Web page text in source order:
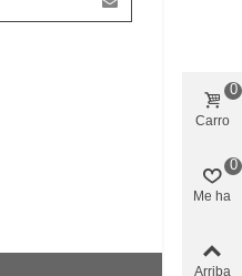
Carro
0
Me ha
0
Arriba